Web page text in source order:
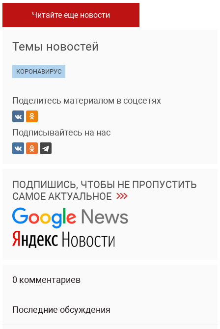
Читайте еще новости
Темы новостей
КОРОНАВИРУС
Поделитесь материалом в соцсетях
Подписывайтесь на нас
ПОДПИШИСЬ, ЧТОБЫ НЕ ПРОПУСТИТЬ
САМОЕ АКТУАЛЬНОЕ
0 комментариев
Последние обсуждения